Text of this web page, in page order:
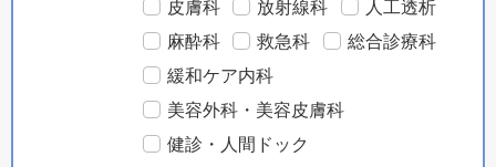
皮膚科
放射線科
人工透析
麻酔科
救急科
総合診療科
緩和ケア内科
美容外科・美容皮膚科
健診・人間ドック